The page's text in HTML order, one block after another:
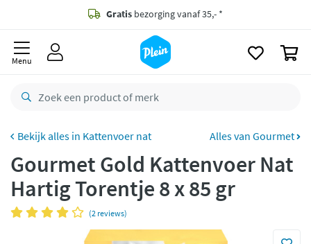
Gratis bezorging vanaf 35,- *
besteld,maandag
retourneren
CO2 neutraal
Betaal met Klarna
Menu
Kattenvoer nat Alles van Gourmet
Gourmet Gold Kattenvoer Nat
Hartig Torentje 8 x 85 gr
(2 reviews)